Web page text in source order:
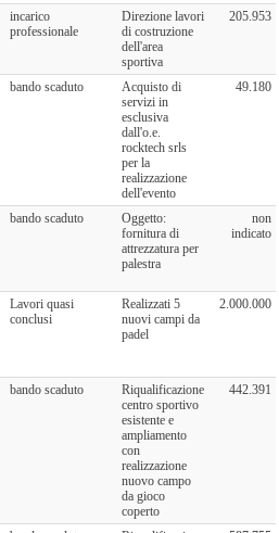
incarico
professionale
Direzione lavori
di costruzione
dell'area
sportiva
205.953
bando scaduto
Acquisto di
servizi in
esclusiva
dall'o.e.
rocktech srls
per la
realizzazione
dell'evento
49.180
bando scaduto
Oggetto:
fornitura di
attrezzatura per
palestra
non
indicato
Lavori quasi
conclusi
Realizzati 5
nuovi campi da
padel
2.000.000
bando scaduto
Riqualificazione
centro sportivo
esistente e
ampliamento
con
realizzazione
nuovo campo
da gioco
coperto
442.391